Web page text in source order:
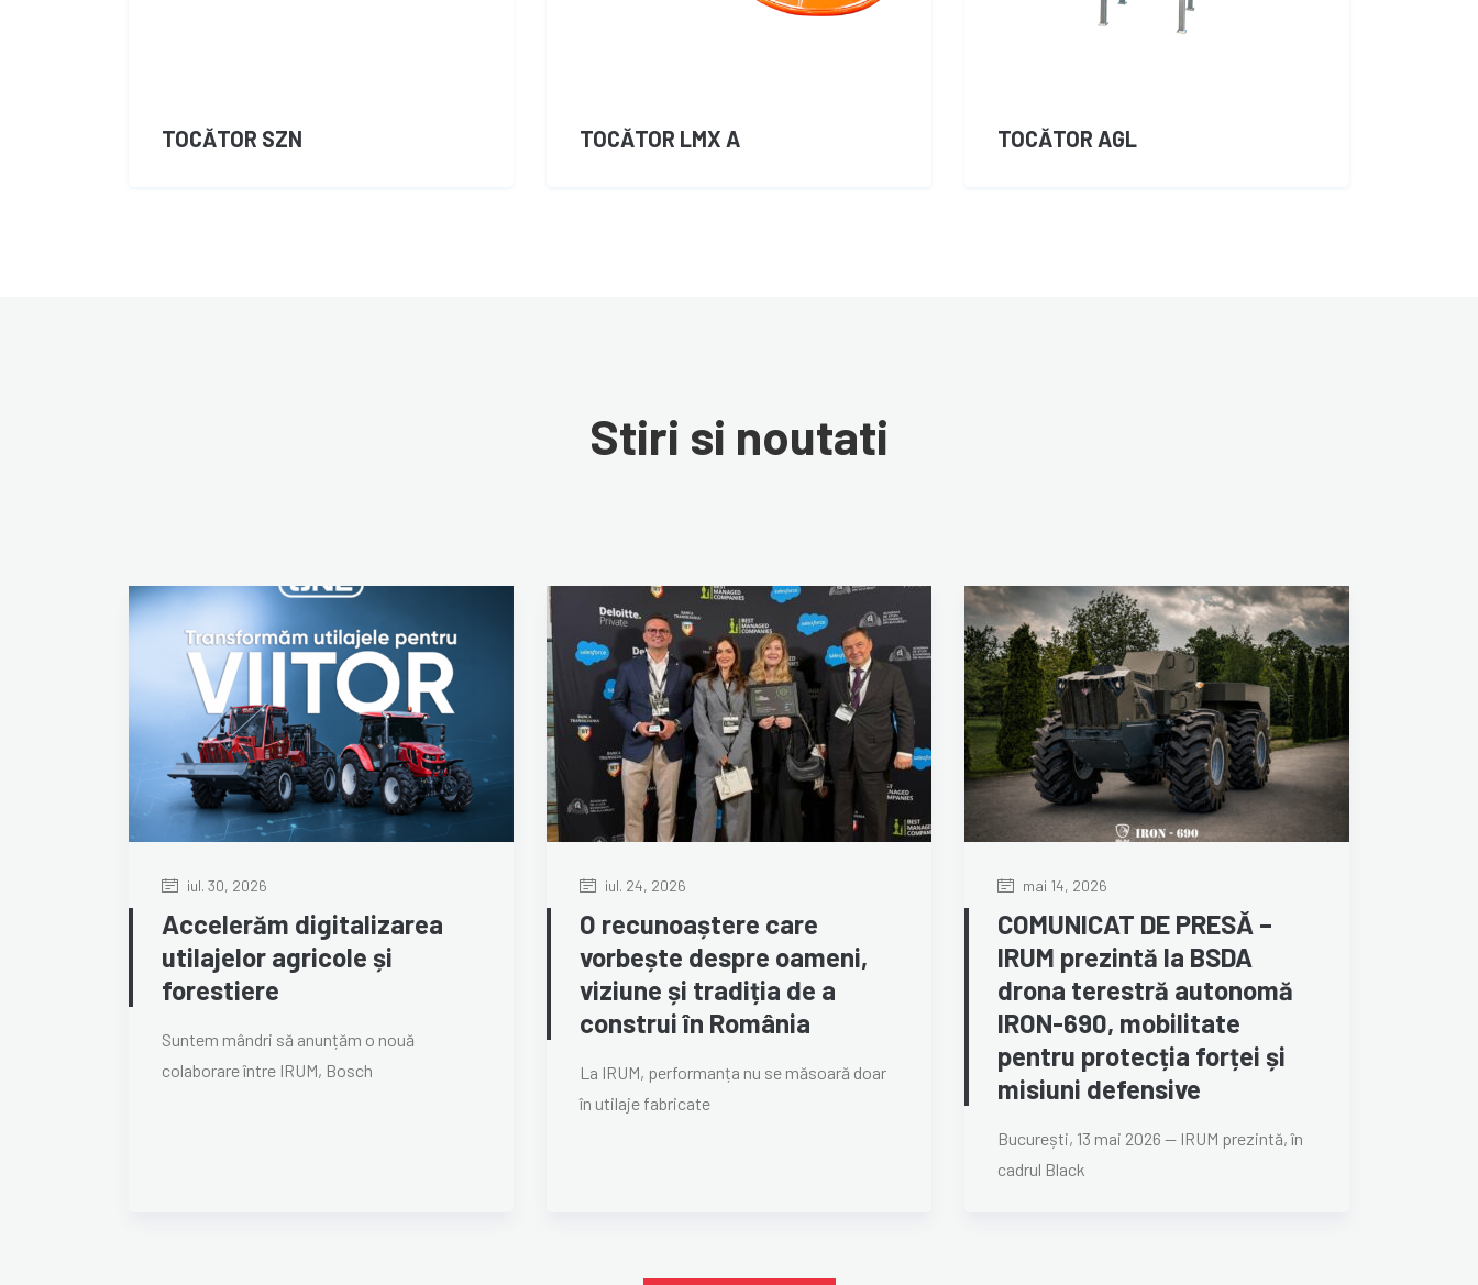
TOCĂTOR SZN TOCĂTOR LMX A TOCĂTOR AGL
Stiri si noutati
iul. 30, 2026
Accelerăm digitalizarea
utilajelor agricole și
forestiere
Suntem mândri să anunțăm o nouă
colaborare între IRUM, Bosch
iul. 24, 2026
O recunoaștere care
vorbește despre oameni,
viziune și tradiția de a
construi în România
La IRUM, performanța nu se măsoară doar
în utilaje fabricate
mai 14, 2026
COMUNICAT DE PRESĂ –
IRUM prezintă la BSDA
drona terestră autonomă
IRON-690, mobilitate
pentru protecția forței și
misiuni defensive
București, 13 mai 2026 — IRUM prezintă, în
cadrul Black